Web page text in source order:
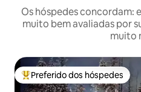
Os hóspedes concordam:
muito bem avaliadas por
muito
Entre os melhores preferidos
Preferido dos hóspedes